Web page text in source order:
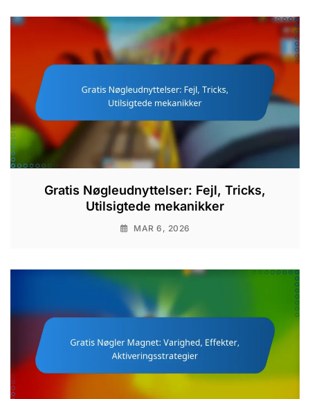
Gratis Nøgleudnyttelser: Fejl, Tricks,
Utilsigtede mekanikker
MAR 6, 2026